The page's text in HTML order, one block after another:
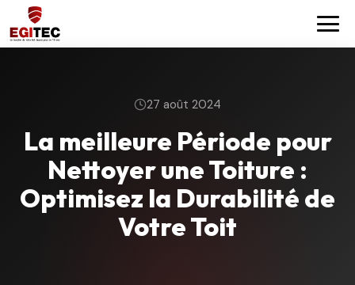
au
contenu
27 août 2024
La meilleure Période pour
Nettoyer une Toiture :
Optimisez la Durabilité de
Votre Toit